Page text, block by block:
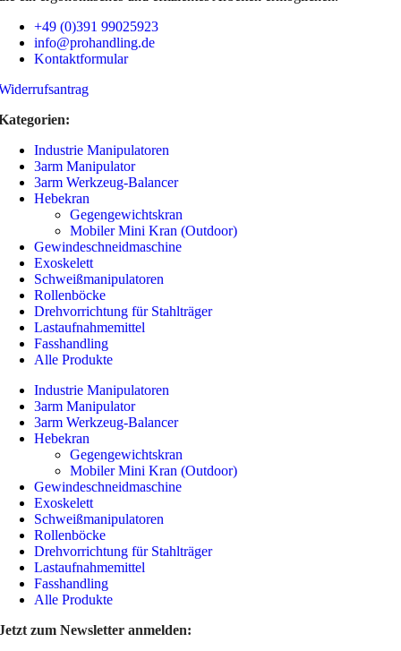
+49 (0)391 99025923
info@prohandling.de
Kontaktformular
Industrie Manipulatoren
3arm Manipulator
3arm Werkzeug-Balancer
Hebekran
Gegengewichtskran
Mobiler Mini Kran (Outdoor)
Gewindeschneidmaschine
Exoskelett
Schweißmanipulatoren
Rollenböcke
Drehvorrichtung für Stahlträger
Lastaufnahmemittel
Fasshandling
Alle Produkte
Industrie Manipulatoren
3arm Manipulator
3arm Werkzeug-Balancer
Hebekran
Gegengewichtskran
Mobiler Mini Kran (Outdoor)
Gewindeschneidmaschine
Exoskelett
Schweißmanipulatoren
Rollenböcke
Drehvorrichtung für Stahlträger
Lastaufnahmemittel
Fasshandling
Alle Produkte
zum Newsletter anmelden: